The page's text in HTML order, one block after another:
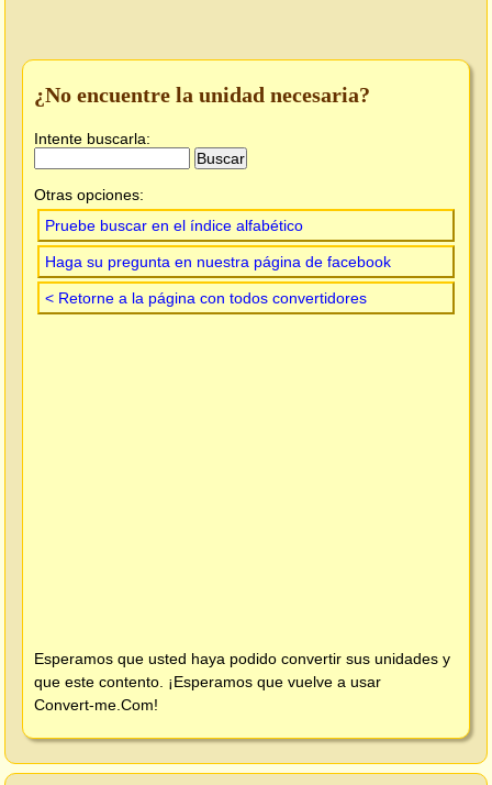
¿No encuentre la unidad necesaria?
Intente buscarla:
Otras opciones:
Pruebe buscar en el índice alfabético
Haga su pregunta en nuestra página de facebook
< Retorne a la página con todos convertidores
Esperamos que usted haya podido convertir sus unidades y
que este contento. ¡Esperamos que vuelve a usar
Convert-me.Com!